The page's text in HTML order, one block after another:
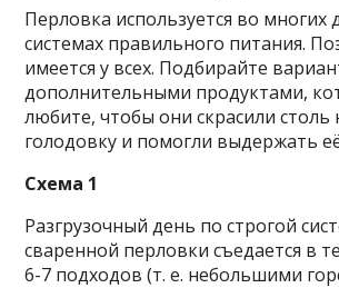
Перловка используется во многих
системах правильного питания.
имеется у всех. Подбирайте
дополнительными продуктами,
любите, чтобы они скрасили столь
голодовку и помогли выдержать
Схема 1
Разгрузочный день по строгой
сваренной перловки съедается в
6-7 подходов (т. е. небольшими